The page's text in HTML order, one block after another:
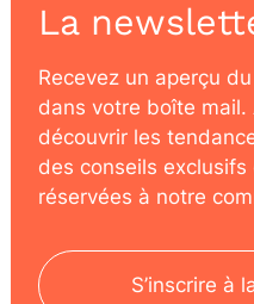
La
Recevez un aperçu
dans votre boîte
découvrir les
des conseils
réservées à notre
S’inscrire à